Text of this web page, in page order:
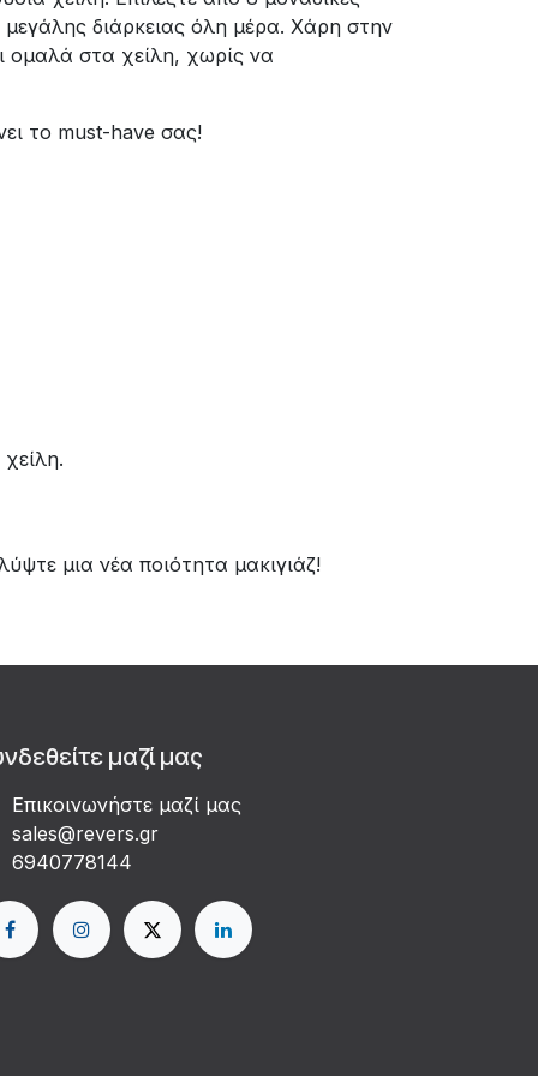
διάρκειας όλη μέρα. Χάρη στην
ομαλά στα χείλη, χωρίς να
το must-have σας!
μια νέα ποιότητα μακιγιάζ!
μαζί μας
Επικοινωνήστε μαζί μας
sales@revers.gr
6940778144